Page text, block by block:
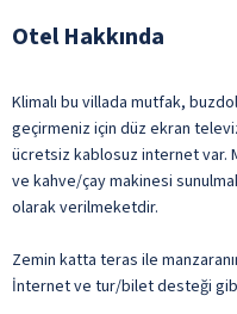
Otel Hakkında
Klimalı bu villada mutfak,
geçirmeniz için düz ekran
ücretsiz kablosuz internet var.
ve kahve/çay makinesi
olarak verilmeketdir.
Zemin katta teras ile
İnternet ve tur/bilet desteği